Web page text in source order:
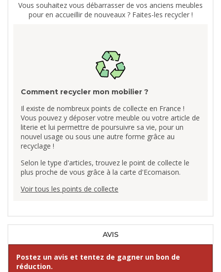
Vous souhaitez vous débarrasser de vos anciens meubles
pour en accueillir de nouveaux ? Faites-les recycler !
Comment recycler mon mobilier ?
Il existe de nombreux points de collecte en France !
Vous pouvez y déposer votre meuble ou votre article de
literie et lui permettre de poursuivre sa vie, pour un
nouvel usage ou sous une autre forme grâce au
recyclage !
Selon le type d'articles, trouvez le point de collecte le
plus proche de vous grâce à la carte d'Ecomaison.
Voir tous les points de collecte
AVIS
Postez un avis et tentez de gagner un bon de
réduction.